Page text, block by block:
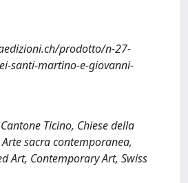
prodotto/n-27-
santi-martino-e-giovanni-
Ticino, Chiese della
sacra contemporanea,
Art, Contemporary Art, Swiss